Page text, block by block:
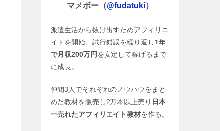
マメボー（@fudatuki）
派遣生活から抜け出すためアフィリエ
イトを開始、試行錯誤を繰り返し1年
で月収200万円を安定して稼げるまで
に成長。
仲間3人でそれぞれのノウハウをまと
めた教材を販売し2万本以上売り 日本
一売れたアフィリエイト教材を作る。